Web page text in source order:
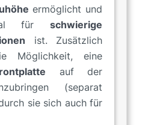
ermöglicht und
für schwierige
ist. Zusätzlich
Möglichkeit, eine
auf der
(separat
sie sich auch für